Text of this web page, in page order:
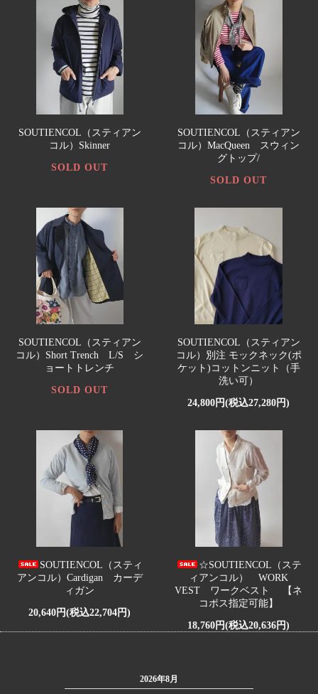
SOUTIENCOL（スティアン
コル）Skinner
SOLD OUT
SOUTIENCOL（スティアン
コル）MacQueen スウィン
グトップ/
SOLD OUT
SOUTIENCOL（スティアン
コル）Short Trench L/S シ
ョートトレンチ
SOLD OUT
SOUTIENCOL（スティアン
コル）別注 モックネック(ポ
ケット)コットンニット（手
洗い可）
24,800円(税込27,280円)
SOUTIENCOL（スティ
アンコル）Cardigan カーデ
ィガン
20,640円(税込22,704円)
☆SOUTIENCOL（ステ
ィアンコル） WORK
VEST ワークベスト 【ネ
コポス指定可能】
18,760円(税込20,636円)
2026年8月